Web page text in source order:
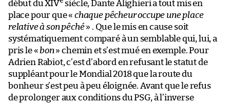
début du XIV
siècle, Dante Alighieri a tout mis en
place pour que « chaque pêcheur occupe une place
relative à son pêché» . Que le mis en cause soit
systématiquement comparé à un semblable qui, lui, a
pris le « bon» chemin et s’est mué en exemple. Pour
Adrien Rabiot, c’est d’abord en refusant le statut de
suppléant pour le Mondial 2018 que la route du
bonheur s’est peu à peu éloignée. Avant que le refus
de prolonger aux conditions du PSG, à l’inverse